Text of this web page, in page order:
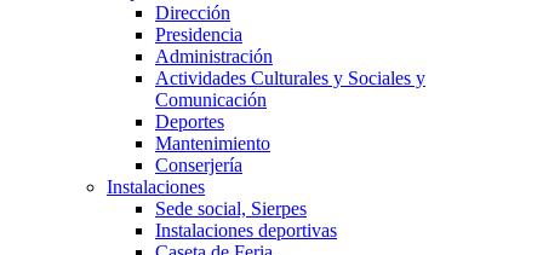
Dirección
Presidencia
Administración
Actividades Culturales y Sociales y
Comunicación
Deportes
Mantenimiento
Conserjería
Instalaciones
Sede social, Sierpes
Instalaciones deportivas